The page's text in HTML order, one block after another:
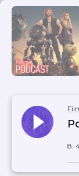
8.